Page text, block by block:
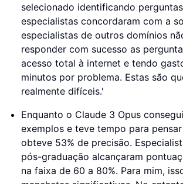
selecionado identificando
especialistas concordaram com a
especialistas de outros domínios
responder com sucesso as
acesso total à internet e tendo
minutos por problema. Estas são
realmente difíceis.'
Enquanto o Claude 3 Opus
exemplos e teve tempo para
obteve 53% de precisão.
pós-graduação alcançaram
na faixa de 60 a 80%. Para mim,